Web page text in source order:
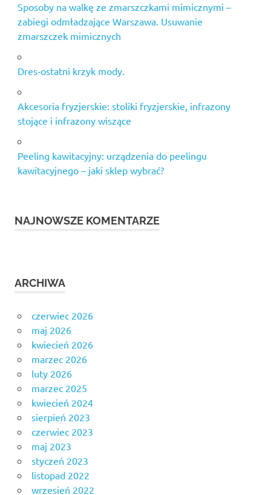
Sposoby na walkę ze zmarszczkami mimicznymi –
zabiegi odmładzające Warszawa. Usuwanie
zmarszczek mimicznych
Dres-ostatni krzyk mody.
Akcesoria fryzjerskie: stoliki fryzjerskie, infrazony
stojące i infrazony wiszące
Peeling kawitacyjny: urządzenia do peelingu
kawitacyjnego – jaki sklep wybrać?
NAJNOWSZE KOMENTARZE
ARCHIWA
czerwiec 2026
maj 2026
kwiecień 2026
marzec 2026
luty 2026
marzec 2025
kwiecień 2024
sierpień 2023
czerwiec 2023
maj 2023
styczeń 2023
listopad 2022
wrzesień 2022